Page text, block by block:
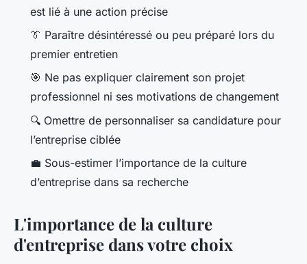
est lié à une action précise
👔 Paraître désintéressé ou peu préparé lors du
premier entretien
🎯 Ne pas expliquer clairement son projet
professionnel ni ses motivations de changement
🔍 Omettre de personnaliser sa candidature pour
l’entreprise ciblée
💼 Sous-estimer l’importance de la culture
d’entreprise dans sa recherche
L'importance de la culture
d'entreprise dans votre choix